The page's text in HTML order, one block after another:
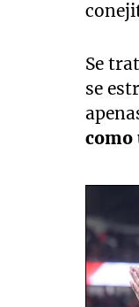
Se
se
como